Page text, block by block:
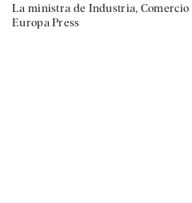
La ministra de Industria, Comercio
Europa Press